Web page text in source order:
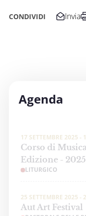
CONDIVIDI Invia
Agenda
17 SETTEMBRE 2025 -
Corso di
Edizione -
LITURGICO
25 SETTEMBRE 2025 -
Aut Art Festival